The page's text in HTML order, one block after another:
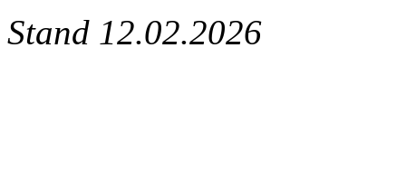
Stand 12.02.2026